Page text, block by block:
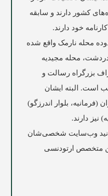
کشور دارند و سابقه
خود دارند.
محله نارمک واقع شده
محله مجیدیه
بزرگراه رسالت و
است. البته ایشان
بلوار اندرزگو)
نیز دارند.
وب‌سایت شخصی‌شان
متخصص ارتودنسی